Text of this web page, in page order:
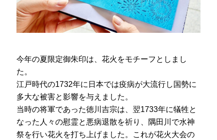
今年の夏限定御朱印は、花火をモチーフとしまし
た。
江戸時代の1732年に日本では疫病が大流行し国勢に
多大な被害と影響を与えました。
当時の将軍であった徳川吉宗は、翌1733年に犠牲と
なった人々の慰霊と悪病退散を祈り、隅田川で水神
祭を行い花火を打ち上げました。これが花火大会の